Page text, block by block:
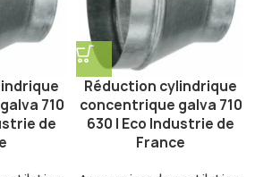
710
de
Réduction cylindrique
concentrique galva 710
630 | Eco Industrie de
France